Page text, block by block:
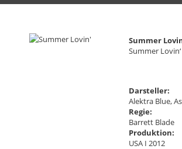
Summer
Summer Lovin‘
Darsteller:
Alektra Blue,
Regie:
Barrett Blade
Produktion:
USA I 2012